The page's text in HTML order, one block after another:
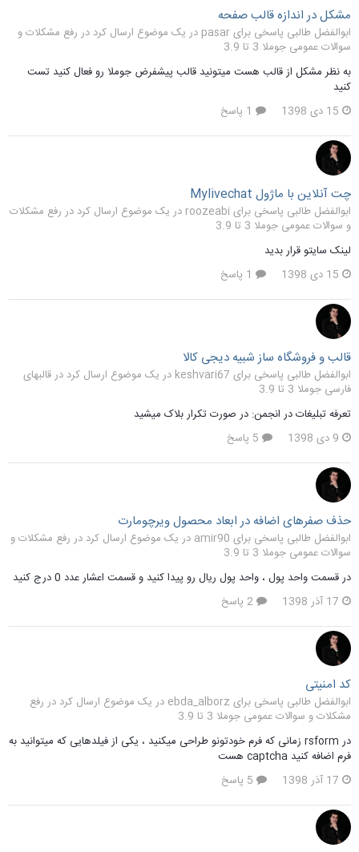
مشکل در اندازه قالب صفحه
ابوالفضل طالبی پاسخی برای pasar در یک موضوع ارسال کرد در
رفع مشکلات و
سوالات عمومی جوملا 3 تا 3.9
به نظر مشکل از قالب هست میتونید قالب پیشفرض جوملا رو فعال کنید تست
کنید
15 دی 1398
چت آنلاین با ماژول Mylivechat
ابوالفضل طالبی پاسخی برای roozeabi در یک موضوع ارسال کرد در
رفع مشکلات
و سوالات عمومی جوملا 3 تا 3.9
لینک سایتو قرار بدید
15 دی 1398
قالب و فروشگاه ساز شبیه دیجی کالا
ابوالفضل طالبی پاسخی برای keshvari67 در یک موضوع ارسال کرد در
قالبهای
فارسی جوملا 3 تا 3.9
تعرفه تبلیغات در انجمن: در صورت تکرار بلاک میشید
9 دی 1398
حذف صفرهای اضافه در ابعاد محصول ویرچومارت
ابوالفضل طالبی پاسخی برای amir90 در یک موضوع ارسال کرد در
رفع مشکلات و
سوالات عمومی جوملا 3 تا 3.9
در قسمت واحد پول ، واحد پول ریال رو پیدا کنید و قسمت اعشار عدد 0 درج کنید
17 آذر 1398
کد امنیتی
ابوالفضل طالبی پاسخی برای ebda_alborz در یک موضوع ارسال کرد در
رفع
مشکلات و سوالات عمومی جوملا 3 تا 3.9
در rsform زمانی که فرم خودتونو طراحی میکنید ، یکی از فیلدهایی که میتوانید به
فرم اضافه کنید captcha هست
17 آذر 1398